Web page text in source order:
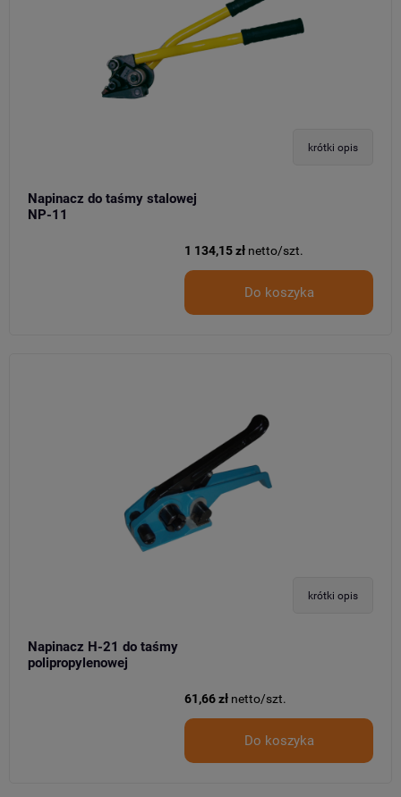
krótki opis
Napinacz do taśmy stalowej
NP-11
1 134,15 zł netto/szt.
Do koszyka
krótki opis
Napinacz H-21 do taśmy
polipropylenowej
61,66 zł netto/szt.
Do koszyka